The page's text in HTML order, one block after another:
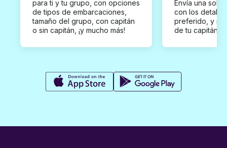
para ti y tu grupo, con opciones
de tipos de embarcaciones,
tamaño del grupo, con capitán
o sin capitán, ¡y mucho más!
Envía una
con los
preferido, y
de tu capitán